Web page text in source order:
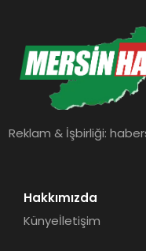
Reklam & İşbirliği:
Hakkımızda
Künyeİletişim